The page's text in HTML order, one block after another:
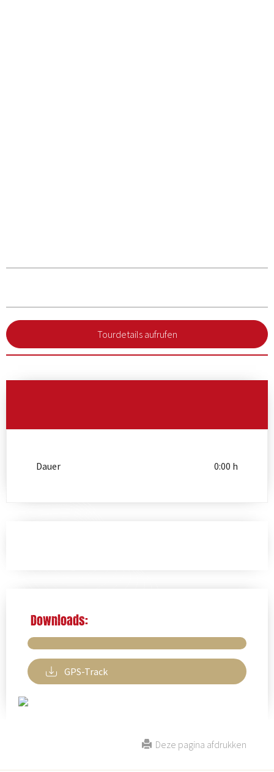
Tourdetails aufrufen
Dauer 0:00 h
Downloads:
GPS-Track
Deze pagina afdrukken